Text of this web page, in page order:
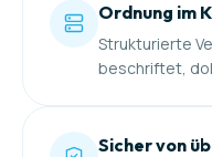
Ordnung im
Strukturierte
beschriftet,
Sicher von